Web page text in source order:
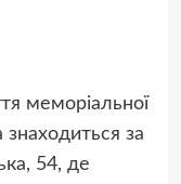
меморіальної
за
54, де